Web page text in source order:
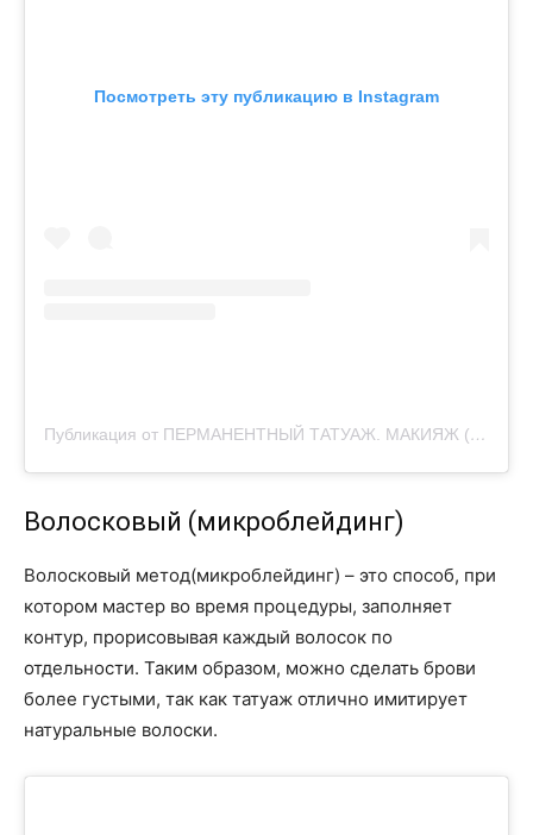
Посмотреть эту публикацию в Instagram
Публикация от ПЕРМАНЕНТНЫЙ ТАТУАЖ. МАКИЯЖ (@natalya_pm_browy)
Волосковый (микроблейдинг)
Волосковый метод(микроблейдинг) – это способ, при
котором мастер во время процедуры, заполняет
контур, прорисовывая каждый волосок по
отдельности. Таким образом, можно сделать брови
более густыми, так как татуаж отлично имитирует
натуральные волоски.